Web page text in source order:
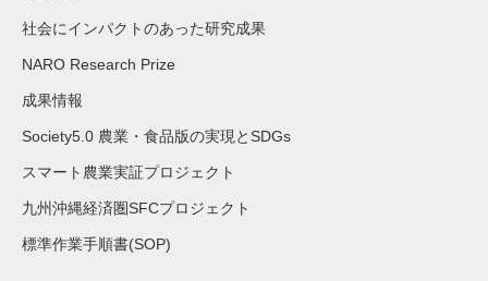
社会にインパクトのあった研究成果
NARO Research Prize
成果情報
Society5.0 農業・食品版の実現とSDGs
スマート農業実証プロジェクト
九州沖縄経済圏SFCプロジェクト
標準作業手順書(SOP)